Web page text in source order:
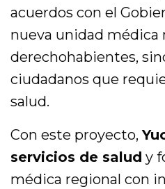
acuerdos con el
nueva unidad médica
derechohabientes,
ciudadanos que
salud.
Con este proyecto,
servicios de salud y
médica regional con